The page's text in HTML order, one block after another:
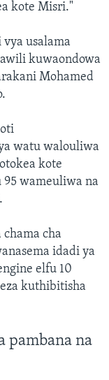
kote Misri."
usalama
kuwaondowa
Mohamed
watu walouliwa
kote
95 wameuliwa na
cha
idadi ya
elfu 10
kuthibitisha
pambana na